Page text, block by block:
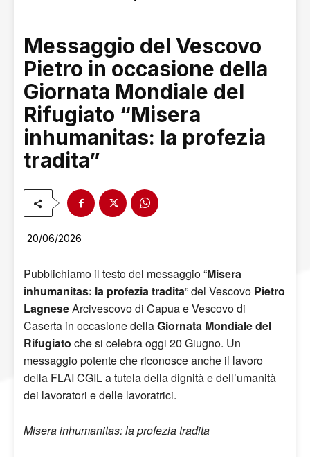
Messaggio del Vescovo
Pietro in occasione della
Giornata Mondiale del
Rifugiato “Misera
inhumanitas: la profezia
tradita”
20/06/2026
Pubblichiamo il testo del messaggio “Misera
inhumanitas: la profezia tradita” del Vescovo Pietro
LagneseArcivescovo di Capua e Vescovo di
Caserta in occasione dellaGiornata Mondiale del
Rifugiato che si celebra oggi 20 Giugno. Un
messaggio potente che riconosce anche il lavoro
della FLAI CGIL a tutela della dignità e dell’umanità
dei lavoratori e delle lavoratrici.
Misera inhumanitas: la profezia tradita